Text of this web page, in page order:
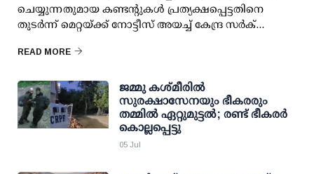
ചെയ്യുന്നതുമായ കണ്ടന്റുകള്‍ പ്രത്യക്ഷപ്പെട്ടതിനെ
തുടര്‍ന്ന് മെറ്റയ്ക്ക് നോട്ടീസ് അയച്ച് കേന്ദ്ര സര്‍ക്...
READ MORE
ജമ്മു കശ്മീരിൽ
സുരക്ഷാസേനയും ഭീകരരും
തമ്മില്‍ ഏറ്റുമുട്ടല്‍; രണ്ട് ഭീകരർ
കൊല്ലപ്പെട്ടു
05 Jul